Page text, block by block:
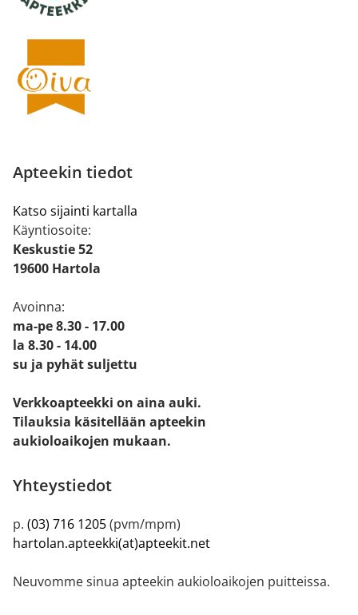
Apteekin tiedot
Katso sijainti kartalla
Käyntiosoite:
Keskustie 52
19600 Hartola
Avoinna:
ma-pe 8.30 - 17.00
la 8.30 - 14.00
su ja pyhät suljettu
Verkkoapteekki on aina auki.
Tilauksia käsitellään apteekin
aukioloaikojen mukaan.
Yhteystiedot
p. (03) 716 1205(pvm/mpm)
hartolan.apteekki(at)apteekit.net
Neuvomme sinua apteekin aukioloaikojen puitteissa.